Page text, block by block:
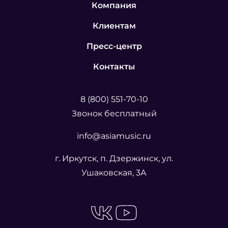
Компания
Клиентам
Пресс-центр
Контакты
8 (800) 551-70-10
Звонок бесплатный
info@asiamusic.ru
г. Иркутск, п. Дзержинск, ул.
Ушаковская, 3А